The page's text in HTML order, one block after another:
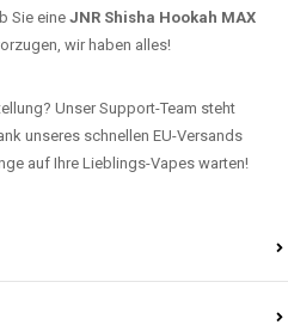
Sie eineJNR Shisha Hookah MAX
wir haben alles!
Unser Support-Team steht
unseres schnellen EU-Versands
auf Ihre Lieblings-Vapes warten!